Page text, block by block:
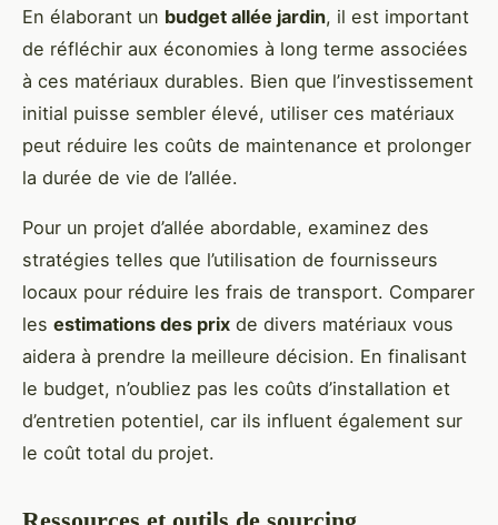
En élaborant un budget allée jardin, il est important
de réfléchir aux économies à long terme associées
à ces matériaux durables. Bien que l’investissement
initial puisse sembler élevé, utiliser ces matériaux
peut réduire les coûts de maintenance et prolonger
la durée de vie de l’allée.
Pour un projet d’allée abordable, examinez des
stratégies telles que l’utilisation de fournisseurs
locaux pour réduire les frais de transport. Comparer
les estimations des prix de divers matériaux vous
aidera à prendre la meilleure décision. En finalisant
le budget, n’oubliez pas les coûts d’installation et
d’entretien potentiel, car ils influent également sur
le coût total du projet.